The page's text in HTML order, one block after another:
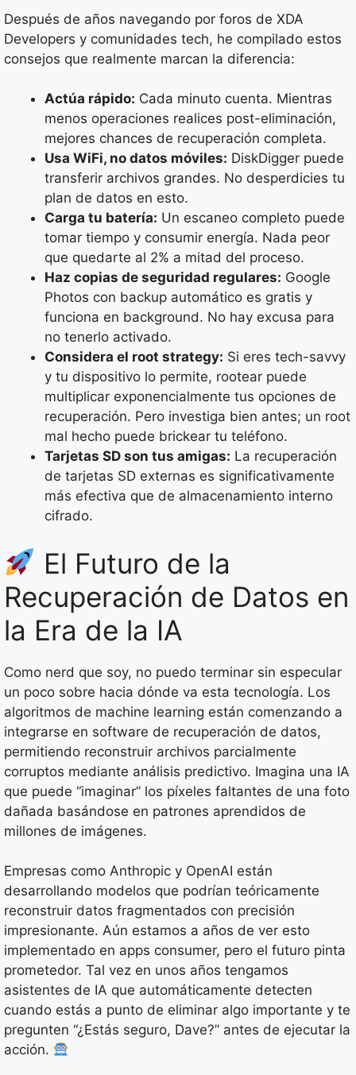
Después de años navegando por foros de XDA
Developers y comunidades tech, he compilado estos
consejos que realmente marcan la diferencia:
Actúa rápido: Cada minuto cuenta. Mientras
menos operaciones realices post-eliminación,
mejores chances de recuperación completa.
Usa WiFi, no datos móviles: DiskDigger puede
transferir archivos grandes. No desperdicies tu
plan de datos en esto.
Carga tu batería: Un escaneo completo puede
tomar tiempo y consumir energía. Nada peor
que quedarte al 2% a mitad del proceso.
Haz copias de seguridad regulares: Google
Photos con backup automático es gratis y
funciona en background. No hay excusa para
no tenerlo activado.
Considera el root strategy: Si eres tech-savvy
y tu dispositivo lo permite, rootear puede
multiplicar exponencialmente tus opciones de
recuperación. Pero investiga bien antes; un root
mal hecho puede brickear tu teléfono.
Tarjetas SD son tus amigas: La recuperación
de tarjetas SD externas es significativamente
más efectiva que de almacenamiento interno
cifrado.
El Futuro de la
Recuperación de Datos en
la Era de la IA
Como nerd que soy, no puedo terminar sin especular
un poco sobre hacia dónde va esta tecnología. Los
algoritmos de machine learning están comenzando a
integrarse en software de recuperación de datos,
permitiendo reconstruir archivos parcialmente
corruptos mediante análisis predictivo. Imagina una IA
que puede “imaginar” los píxeles faltantes de una foto
dañada basándose en patrones aprendidos de
millones de imágenes.
Empresas como Anthropic y OpenAI están
desarrollando modelos que podrían teóricamente
reconstruir datos fragmentados con precisión
impresionante. Aún estamos a años de ver esto
implementado en apps consumer, pero el futuro pinta
prometedor. Tal vez en unos años tengamos
asistentes de IA que automáticamente detecten
cuando estás a punto de eliminar algo importante y te
pregunten “¿Estás seguro, Dave?” antes de ejecutar la
acción.